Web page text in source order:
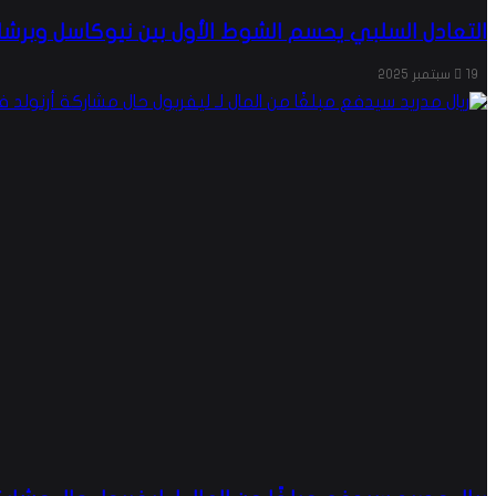
التعادل السلبي يحسم الشوط الأول بين نيوكاسل
19 سبتمبر 2025